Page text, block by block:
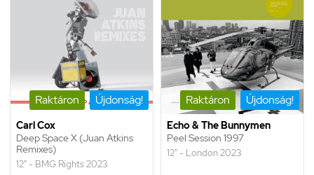
Raktáron Újdonság!
Carl Cox
Deep Space X (Juan Atkins
Remixes)
12" - BMG Rights 2023
Raktáron Újdonság!
Echo & The Bunnymen
Peel Session 1997
12" - London 2023